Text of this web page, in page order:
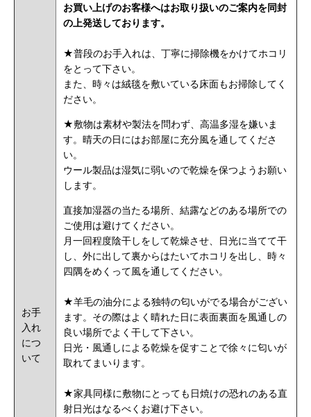
お手
入れ
につ
いて
お買い上げのお客様へはお取り扱いのご案内を同封
の上発送しております。
★普段のお手入れは、丁寧に掃除機をかけてホコリ
をとって下さい。
また、時々は絨毯を敷いている床面もお掃除してく
ださい。
★敷物は素材や製法を問わず、高温多湿を嫌いま
す。晴天の日にはお部屋に充分風を通してくださ
い。
ウール製品は湿気に弱いので乾燥を保つようお願い
します。
直接加湿器の当たる場所、結露などのある場所での
ご使用は避けてください。
月一回程度陰干しをして乾燥させ、日光に当てて干
し、外に出して裏からはたいてホコリを出し、時々
四隅をめくって風を通してください。
★羊毛の油分による独特の匂いがでる場合がござい
ます。その際はよく晴れた日に表面裏面を風通しの
良い場所でよく干して下さい。
日光・風通しによる乾燥を促すことで徐々に匂いが
取れてまいります。
★家具同様に敷物にとっても日焼けの恐れのある直
射日光はなるべくお避け下さい。